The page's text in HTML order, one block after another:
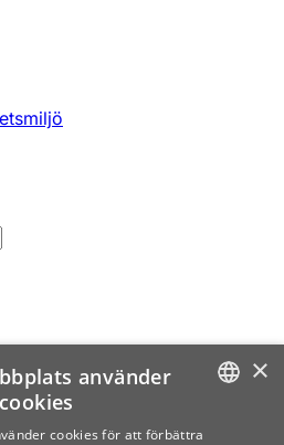
SWEDISH
×
använder
cookies
cookies för att förbättra